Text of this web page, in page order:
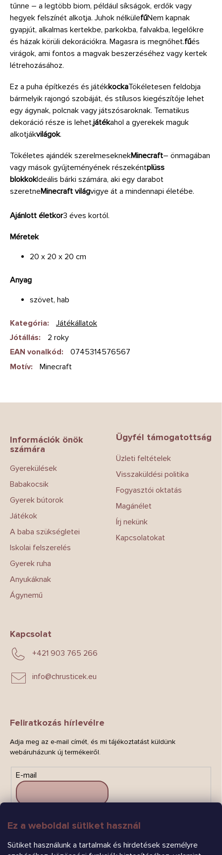
Ez a weboldal sütiket használ
Sütiket használunk a tartalmak és hirdetések személyre
tűnne – a legtöbb biom, például síkságok, erdők vagy
hegyek felszínét alkotja. Juhok nélkülefűNem kapnak
gyapjút, alkalmas kertekbe, parkokba, falvakba, legelőkre
és házak körüli dekorációkra. Magasra is megnőhet.fűés
virágok, ami fontos a magvak beszerzéséhez vagy kertek
létrehozásához.
Ez a puha építkezés és játékkockaTökéletesen feldobja
bármelyik rajongó szobáját, és stílusos kiegészítője lehet
egy ágynak, polcnak vagy játszósaroknak. Tematikus
dekoráció része is lehet.játékahol a gyerekek maguk
alkotjákvilágok.
Tökéletes ajándék szerelmeseknekMinecraft– önmagában
vagy mások gyűjteményének részekéntplüss
blokkokIdeális bárki számára, aki egy darabot
szeretneMinecraft világvigye át a mindennapi életébe.
Ajánlott életkor3 éves kortól.
Méretek
20 x 20 x 20 cm
Anyag
szövet, hab
Kategória:
Játékállatok
Jótállás:
2 roky
EAN vonalkód:
0745314576567
Motív: Minecraft
Információk önök
számára
Gyerekülések
Babakocsik
Gyerek bútorok
Játékok
A baba szükségletei
Iskolai felszerelés
Gyerek ruha
Anyukáknak
Ágynemű
Ügyfél támogatottság
Üzleti feltételek
Visszaküldési politika
Fogyasztói oktatás
Magánélet
Írj nekünk
Kapcsolatokat
Kapcsolat
info@chrusticek.eu
+421 903 765 266
Feliratkozás hírlevélre
Adja meg az e-mail címét, és mi tájékoztatást küldünk
webáruházunk új termékeiről.
E-mail
FELIRATKOZÁS